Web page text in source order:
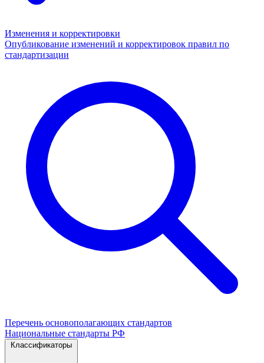
Изменения и корректировки
Опубликование изменений и корректировок правил по
стандартизации
Перечень основополагающих стандартов
Национальные стандарты РФ
Классификаторы